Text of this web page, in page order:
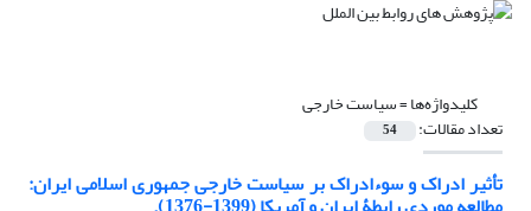
کلیدواژه‌ها =سیاست خارجی
تعداد مقالات: 54
تأثیر ادراک و سوءادراک بر سیاست خارجی جمهوری اسلامی ایران: